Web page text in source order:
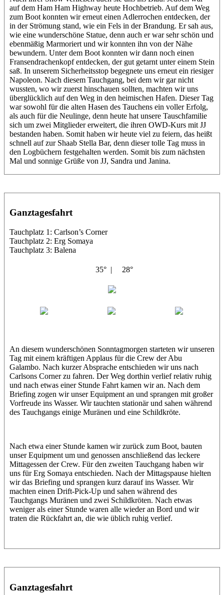
auf dem Ham Ham Highway heute Hochbetrieb. Auf dem Weg
zum Boot konnten wir erneut einen Adlerrochen entdecken, der
in der Strömung stand, wie ein Fels in der Brandung. Er sah aus,
wie eine wunderschöne Statue, denn auch er war sehr schön und
ebenmäßig Marmoriert und wir konnten ihn von der Nähe
bewundern. Unter dem Boot konnten wir dann noch einen
Fransendrachenkopf entdecken, der gut getarnt unter einem Stein
saß. In unserem Sicherheitsstop begegnete uns erneut ein riesiger
Napoleon. Nach diesem Tauchgang, bei dem wir gar nicht
wussten, wo wir zuerst hinschauen sollten, machten wir uns
überglücklich auf den Weg in den heimischen Hafen. Dieser Tag
war sowohl für die alten Hasen des Tauchens ein voller Erfolg,
als auch für die Neulinge, denn heute hat unsere Tauschfamilie
sich um zwei Mitglieder erweitert, die ihren OWD-Kurs mit JJ
bestanden haben. Somit haben wir heute viel zu feiern, das heißt
schnell auf zur Shaab Stella Bar, denn dieser tolle Tag muss in
den Logbüchern festgehalten werden. Somit bis zum nächsten
Mal und sonnige Grüße von JJ, Sandra und Janina.
Ganztagesfahrt
Tauchplatz 1: Carlson’s Corner
Tauchplatz 2: Erg Somaya
Tauchplatz 3: Balena
35° | 28°
An diesem wunderschönen Sonntagmorgen starteten wir unseren
Tag mit einem kräftigen Applaus für die Crew der Abu
Galambo. Nach kurzer Absprache entschieden wir uns nach
Carlsons Corner zu fahren. Der Weg dorthin verlief relativ ruhig
und nach etwas einer Stunde Fahrt kamen wir an. Nach dem
Briefing zogen wir unser Equipment an und sprangen mit großer
Vorfreude ins Wasser. Wir tauchten stationär und sahen während
des Tauchgangs einige Muränen und eine Schildkröte.
Nach etwa einer Stunde kamen wir zurück zum Boot, bauten
unser Equipment um und genossen anschließend das leckere
Mittagessen der Crew. Für den zweiten Tauchgang haben wir
uns für Erg Somaya entschieden. Nach der Mittagspause hielten
wir das Briefing und sprangen kurz darauf ins Wasser. Wir
machten einen Drift-Pick-Up und sahen während des
Tauchgangs Muränen und zwei Schildkröten. Nach etwas
weniger als einer Stunde waren alle wieder an Bord und wir
traten die Rückfahrt an, die wie üblich ruhig verlief.
Ganztagesfahrt